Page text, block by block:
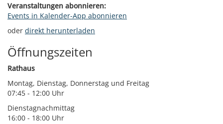
Veranstaltungen abonnieren:
Events in Kalender-App abonnieren
oder direkt herunterladen
Öffnungszeiten
Rathaus
Montag, Dienstag, Donnerstag und Freitag
07:45 - 12:00 Uhr
Dienstagnachmittag
16:00 - 18:00 Uhr